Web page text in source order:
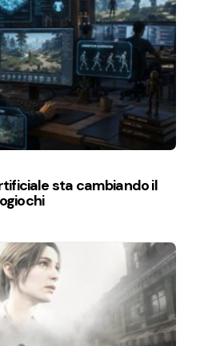
sta cambiando il